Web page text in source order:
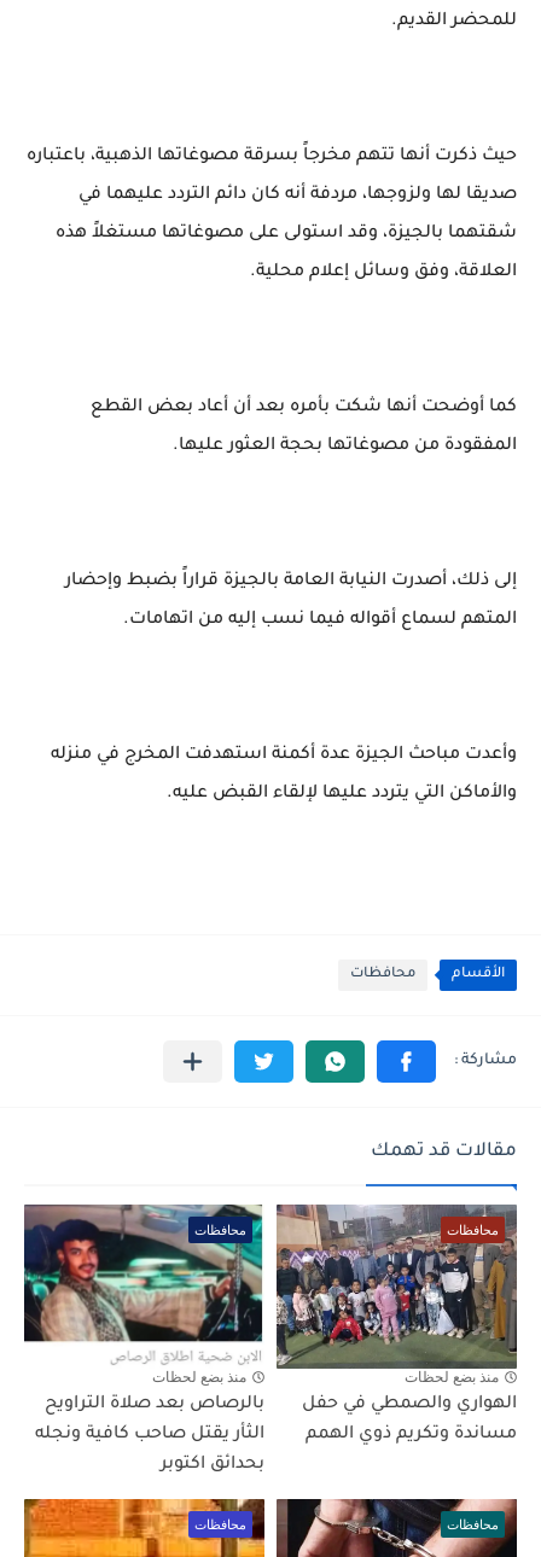
للمحضر القديم.
حيث ذكرت أنها تتهم مخرجاً بسرقة مصوغاتها الذهبية، باعتباره
صديقا لها ولزوجها، مردفة أنه كان دائم التردد عليهما في
شقتهما بالجيزة، وقد استولى على مصوغاتها مستغلاً هذه
العلاقة، وفق وسائل إعلام محلية.
كما أوضحت أنها شكت بأمره بعد أن أعاد بعض القطع
المفقودة من مصوغاتها بحجة العثور عليها.
إلى ذلك، أصدرت النيابة العامة بالجيزة قراراً بضبط وإحضار
المتهم لسماع أقواله فيما نسب إليه من اتهامات.
وأعدت مباحث الجيزة عدة أكمنة استهدفت المخرج في منزله
والأماكن التي يتردد عليها لإلقاء القبض عليه.
الأقسام محافظات
مقالات قد تهمك
محافظات
منذ بضع لحظات
الهواري والصمطي في حفل
مساندة وتكريم ذوي الهمم
محافظات
منذ بضع لحظات
بالرصاص بعد صلاة التراويح
الثأر يقتل صاحب كافية ونجله
بحدائق اكتوبر
محافظات محافظات